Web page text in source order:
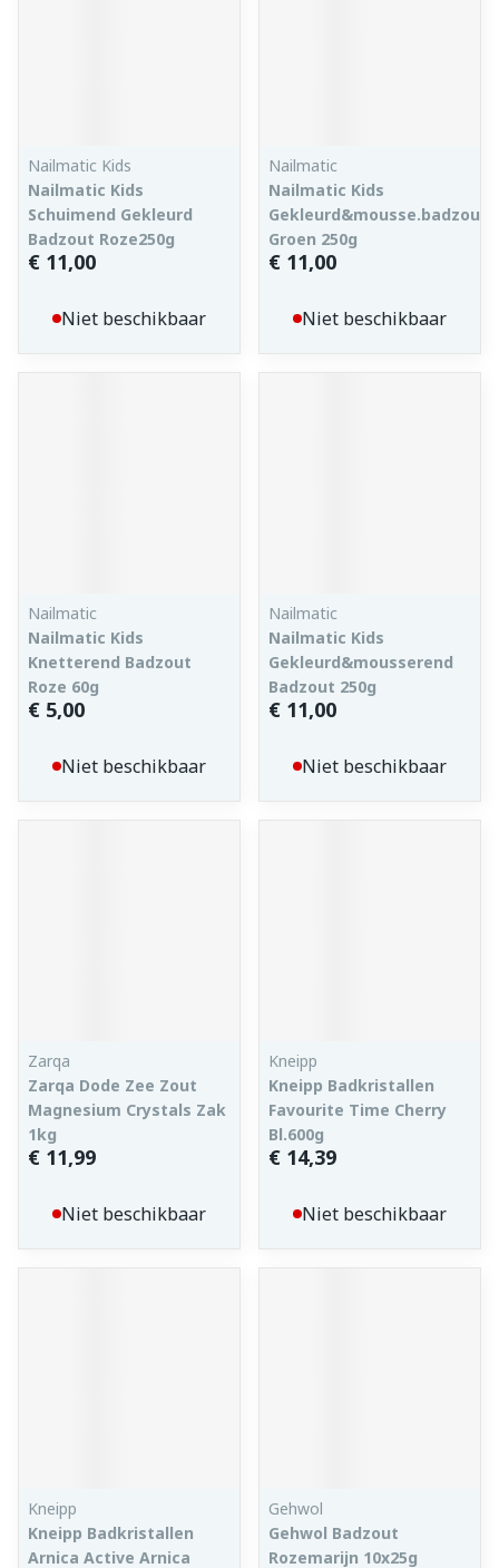
Nailmatic Kids
Nailmatic Kids
Schuimend Gekleurd
Badzout Roze250g
€ 11,00
Niet beschikbaar
Nailmatic
Nailmatic Kids
Gekleurd&mousse.badzout
Groen 250g
€ 11,00
Niet beschikbaar
Nailmatic
Nailmatic Kids
Knetterend Badzout
Roze 60g
€ 5,00
Niet beschikbaar
Nailmatic
Nailmatic Kids
Gekleurd&mousserend
Badzout 250g
€ 11,00
Niet beschikbaar
Zarqa
Zarqa Dode Zee Zout
Magnesium Crystals Zak
1kg
€ 11,99
Niet beschikbaar
Kneipp
Kneipp Badkristallen
Favourite Time Cherry
Bl.600g
€ 14,39
Niet beschikbaar
Kneipp
Kneipp Badkristallen
Arnica Active Arnica
Gehwol
Gehwol Badzout
Rozemarijn 10x25g